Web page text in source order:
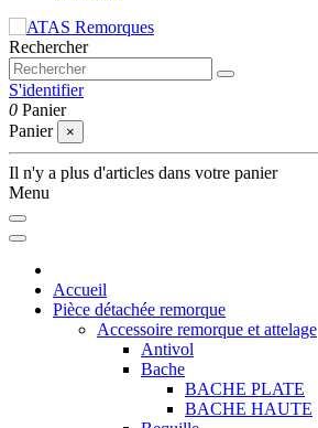
Rechercher
S'identifier
0 Panier
Panier
×
Il n'y a plus d'articles dans votre panier
Menu
Accueil
Pièce détachée remorque
Accessoire remorque et attelage
Antivol
Bache
BACHE PLATE
BACHE HAUTE